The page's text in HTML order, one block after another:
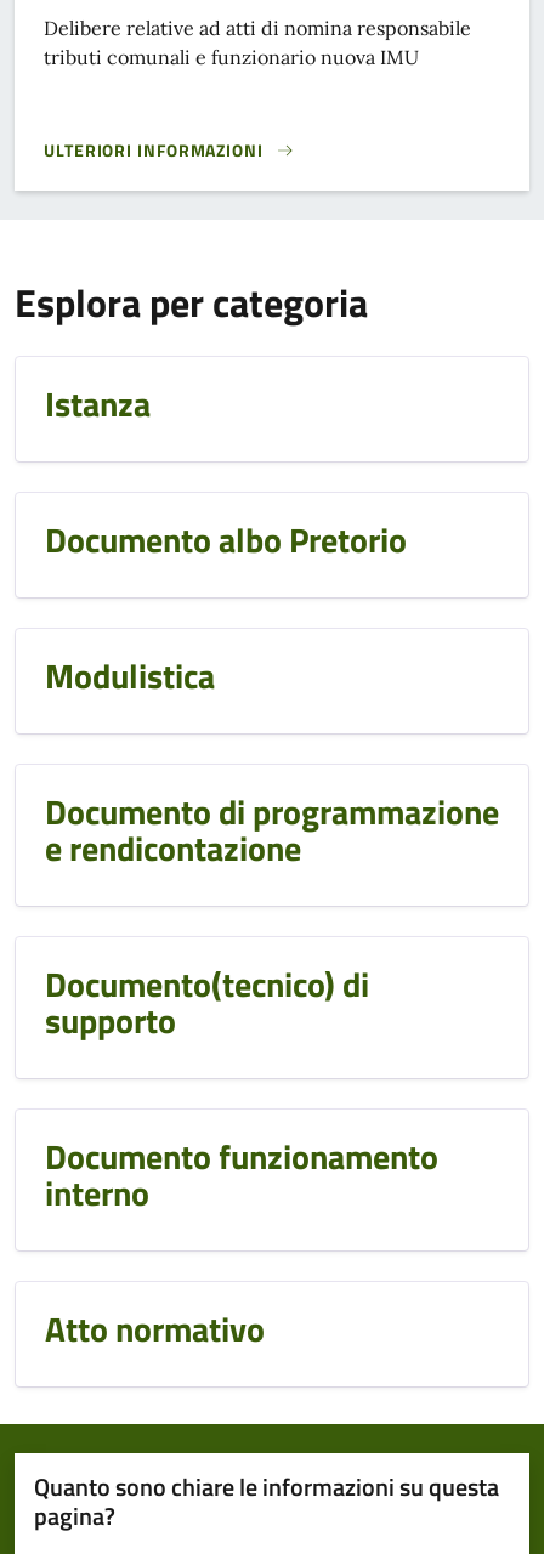
Delibere relative ad atti di nomina responsabile
tributi comunali e funzionario nuova IMU
ULTERIORI INFORMAZIONI
ATTI DI NOMINA RESPONSABILE TRIBUTI COMUNALI}
Esplora per categoria
Istanza
Documento albo Pretorio
Modulistica
Documento di programmazione
e rendicontazione
Documento(tecnico) di
supporto
Documento funzionamento
interno
Atto normativo
Quanto sono chiare le informazioni su questa
pagina?